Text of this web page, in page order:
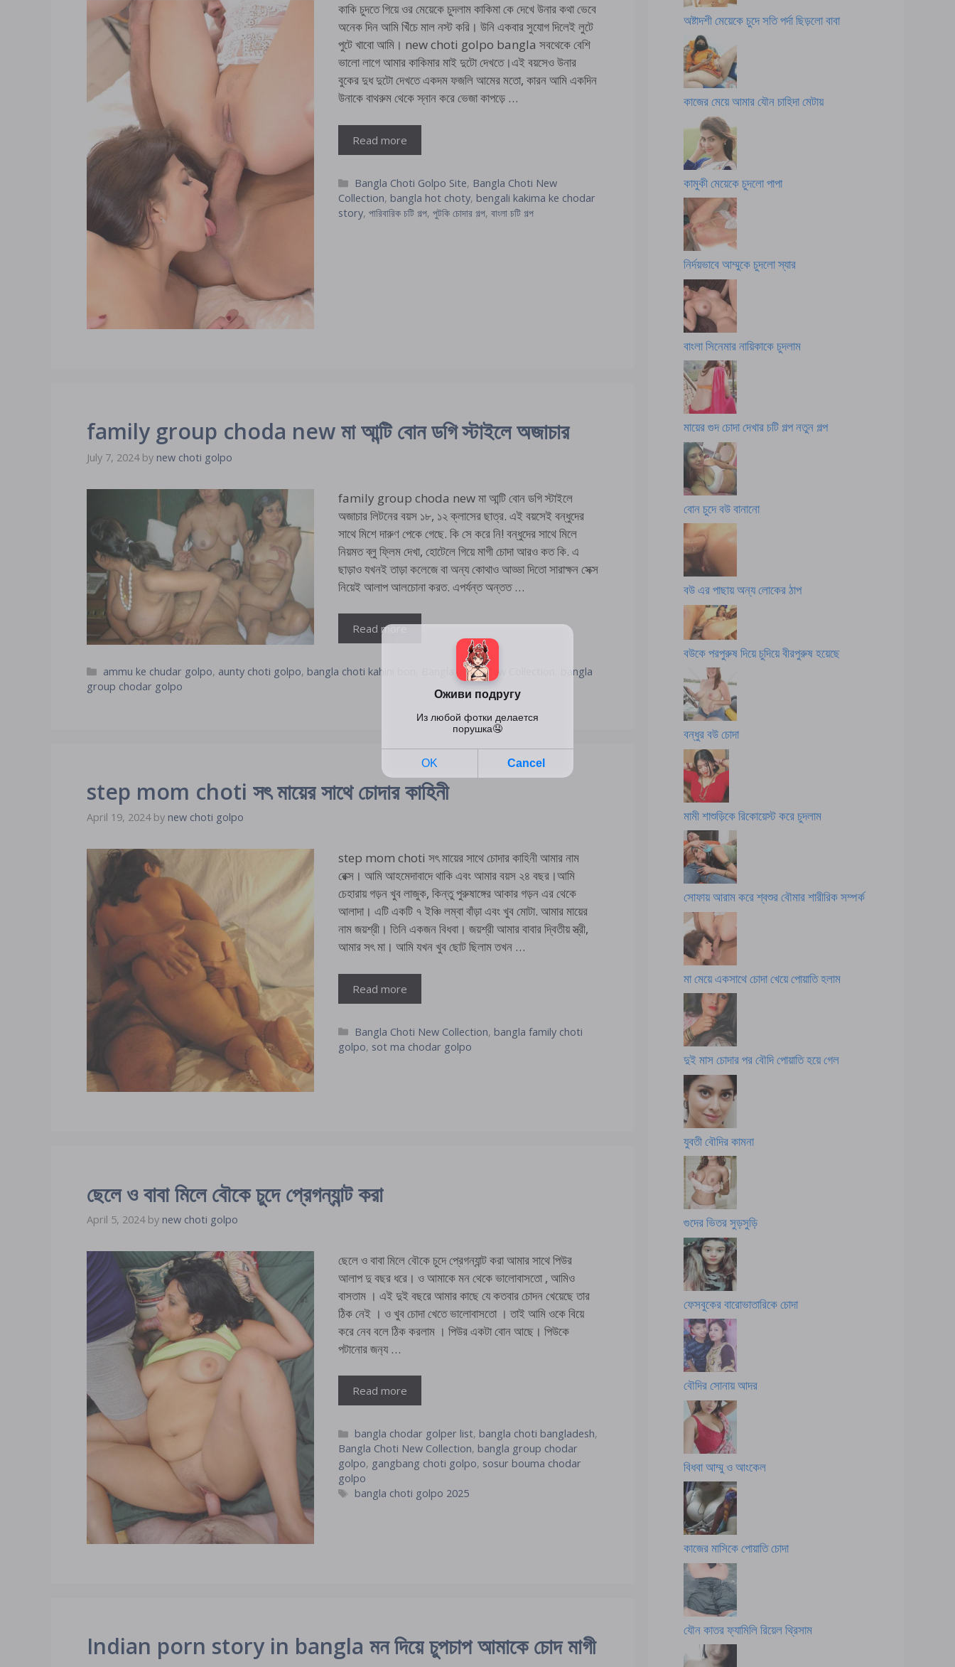
কাকি চুদতে গিয়ে ওর মেয়েকে চুদলাম কাকিমা কে দেখে উনার কথা ভেবে
অনেক দিন আমি খিঁচে মাল নস্ট করি। উনি একবার সুযোগ দিলেই লুটে
পুটে খাবো আমি। new choti golpo bangla সবথেকে বেশি
ভালো লাগে আমার কাকিমার মাই দুটো দেখতে।এই বয়সেও উনার
বুকের দুধ দুটো দেখতে একদম ফজলি আমের মতো, কারন আমি একদিন
উনাকে বাথরুম থেকে স্নান করে ভেজা কাপড়ে …
Read more
Categories
Bangla Choti Golpo Site, Bangla Choti New
Collection, bangla hot choty, bengali kakima ke chodar
story, পারিবারিক চটি গল্প, পুটকি চোদার গল্প, বাংলা চটি গল্প
family group choda new মা আন্টি বোন ডগি স্টাইলে অজাচার
July 7, 2024 by new choti golpo
family group choda new মা আন্টি বোন ডগি স্টাইলে
অজাচার লিটনের বয়স ১৮, ১২ ক্লাসের ছাত্র. এই বয়সেই বন্ধুদের
সাথে মিশে দারুণ পেকে গেছে. কি সে করে নি! বন্ধুদের সাথে মিলে
নিয়মত ব্লু ফ্লিম দেখা, হোটেলে গিয়ে মাগী চোদা আরও কত কি. এ
ছাড়াও যখনই তাড়া কলেজে বা অন্য কোথাও আড্ডা দিতো সারাক্ষন সেক্স
নিয়েই আলাপ আলচোনা করত. এপর্যন্ত অন্তত …
Read more
Categories
ammu ke chudar golpo, aunty choti golpo, bangla choti kahini bon Bangla Choti New Collection
bangla
group chodar golpo
step mom choti সৎ মায়ের সাথে চোদার কাহিনী
April 19, 2024 by new choti golpo
step mom choti সৎ মায়ের সাথে চোদার কাহিনী আমার নাম
রেক্স। আমি আহমেদাবাদে থাকি এবং আমার বয়স ২৪ বছর।আমি
চেহারায় গড়ন খুব লাজুক​, কিন্তু পুরুষাঙ্গের আকার গড়ন এর থেকে
আলাদা। এটি একটি ৭ ইঞ্চি লম্বা বাঁড়া এবং খুব মোটা. আমার মায়ের
নাম জয়শ্রী। তিনি একজন বিধবা। জয়শ্রী আমার বাবার দ্বিতীয় স্ত্রী,
আমার সৎ মা। আমি যখন খুব ছোট ছিলাম তখন …
Read more
Categories
Bangla Choti New Collection, bangla family choti
golpo, sot ma chodar golpo
ছেলে ও বাবা মিলে বৌকে চুদে প্রেগন্যান্ট করা
April 5, 2024 by new choti golpo
ছেলে ও বাবা মিলে বৌকে চুদে প্রেগন্যান্ট করা আমার সাথে পিউর
আলাপ দু বছর ধরে। ও আমাকে মন থেকে ভালোবাসতো , আমিও
বাসতাম । এই দুই বছরে আমার কাছে যে কতবার চোদন খেয়েছে তার
ঠিক নেই । ও খুব চোদা খেতে ভালোবাসতো । তাই আমি ওকে বিয়ে
করে নেব বলে ঠিক করলাম । পিউর একটা বোন আছে। পিউকে
পটানোর জন‍্য …
Read more
Categories
bangla chodar golper list, bangla choti bangladesh,
Bangla Choti New Collection, bangla group chodar
golpo, gangbang choti golpo, sosur bouma chodar
golpo
Tags
bangla choti golpo 2025
Indian porn story in bangla মন দিয়ে চুপচাপ আমাকে চোদ মাগী
অষ্টাদশী মেয়েকে চুদে সতি পর্দা ছিড়লো বাবা
কাজের মেয়ে আমার যৌন চাহিদা মেটায়
কামুকী মেয়েকে চুদলো পাপা
নির্দয়ভাবে আম্মুকে চুদলো স্যার
বাংলা সিনেমার নায়িকাকে চুদলাম
মায়ের গুদ চোদা দেখার চটি গল্প নতুন গল্প
বোন চুদে বউ বানানো
বউ এর পাছায় অন্য লোকের ঠাপ
বউকে পরপুরুষ দিয়ে চুদিয়ে বীরপুরুষ হয়েছে
বন্ধুর বউ চোদা
মামী শাশুড়িকে রিকোয়েস্ট করে চুদলাম
সোফায় আরাম করে শ্বশুর বৌমার শারীরিক সম্পর্ক
মা মেয়ে একসাথে চোদা খেয়ে পোয়াতি হলাম
দুই মাস চোদার পর বৌদি পোয়াতি হয়ে গেল
যুবতী বৌদির কামনা
গুদের ভিতর সুড়সুড়ি
ফেসবুকের বারোভাতারিকে চোদা
বৌদির সোনায় আদর
বিধবা আম্মু ও আংকেল
কাজের মাসিকে পোয়াতি চোদা
যৌন কাতর ফ্যামিলি রিয়েল থ্রিসাম